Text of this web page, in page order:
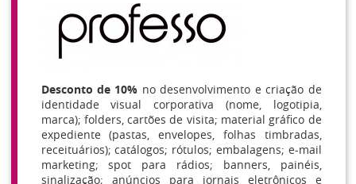
Desconto de 10% no desenvolvimento e criação de
identidade visual corporativa (nome, logotipia,
marca); folders, cartões de visita; material gráfico de
expediente (pastas, envelopes, folhas timbradas,
receituários); catálogos; rótulos; embalagens; e-mail
marketing; spot para rádios; banners, painéis,
sinalização; anúncios para jornais eletrônicos e